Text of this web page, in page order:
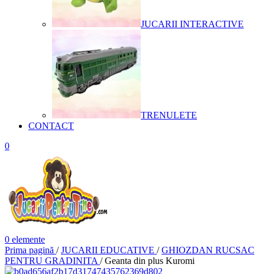
JUCARII INTERACTIVE
TRENULETE
CONTACT
0
0 elemente
Prima pagină / JUCARII EDUCATIVE / GHIOZDAN RUCSAC
PENTRU GRADINITA / Geanta din plus Kuromi